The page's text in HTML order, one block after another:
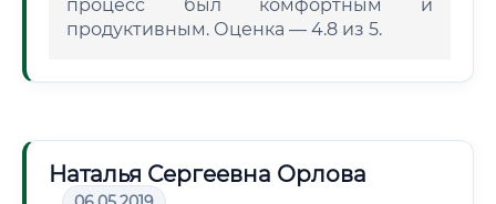
процесс был комфортным и
продуктивным. Оценка — 4.8 из 5.
Наталья Сергеевна Орлова